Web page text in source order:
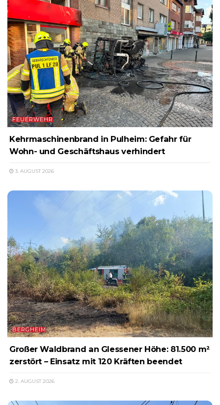
FEUERWEHR
Kehrmaschinenbrand in Pulheim: Gefahr für
Wohn- und Geschäftshaus verhindert
3. AUGUST 2026
BERGHEIM
Großer Waldbrand an Glessener Höhe: 81.500 m²
zerstört – Einsatz mit 120 Kräften beendet
2. AUGUST 2026